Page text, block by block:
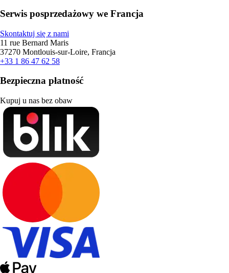
Serwis posprzedażowy we Francja
Skontaktuj się z nami
11 rue Bernard Maris
37270 Montlouis-sur-Loire, Francja
+33 1 86 47 62 58
Bezpieczna płatność
Kupuj u nas bez obaw